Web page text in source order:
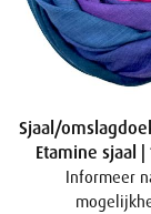
Sjaal/
Etamine sjaal
Informeer